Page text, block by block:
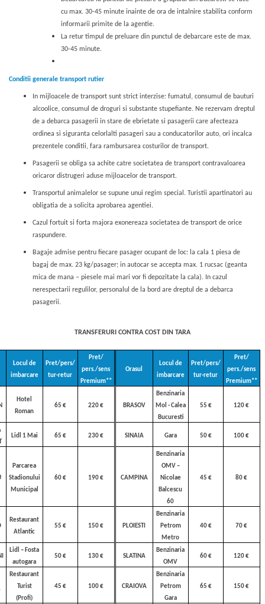
cu max. 30-45 minute inainte de ora de intalnire stabilita conform
informarii primite de la agentie.
La retur timpul de preluare din punctul de debarcare este de max.
30-45 minute.
Conditii generale transport rutier
In mijloacele de transport sunt strict interzise: fumatul, consumul de bauturi
alcoolice, consumul de droguri si substante stupefiante. Ne rezervam dreptul
de a debarca pasagerii in stare de ebrietate si pasagerii care afecteaza
ordinea si siguranta celorlalti pasageri sau a conducatorilor auto, ori incalca
prezentele conditii, fara rambursarea costurilor de transport.
Pasagerii se obliga sa achite catre societatea de transport contravaloarea
oricaror distrugeri aduse mijloacelor de transport.
Transportul animalelor se supune unui regim special. Turistii apartinatori au
obligatia de a solicita aprobarea agentiei.
Cazul fortuit si forta majora exonereaza societatea de transport de orice
raspundere.
Bagaje admise pentru fiecare pasager ocupant de loc: la cala 1 piesa de
bagaj de max. 23 kg/pasager; in autocar se accepta max. 1 rucsac (geanta
mica de mana – piesele mai mari vor fi depozitate la cala). In cazul
nerespectarii regulilor, personalul de la bord are dreptul de a debarca
pasagerii.
TRANSFERURI CONTRA COST DIN TARA
Locul de
imbarcare
Pret/pers/
tur-retur
Pret/
pers./sens
Premium**
Orasul
Locul de
imbarcare
Pret/pers/
tur-retur
Pret/
pers./sens
Premium**
Hotel
Roman
65 € 220 € BRASOV
Benzinaria
Mol - Calea
Bucuresti
55 € 120 €
Lidl 1 Mai 65 € 230 € SINAIA Gara 50 € 100 €
Parcarea
Stadionului
Municipal
60 € 190 € CAMPINA
Benzinaria
OMV –
Nicolae
Balcescu
60
45 € 80 €
Restaurant
Atlantic
55 € 150 € PLOIESTI
Benzinaria
Petrom
Metro
40 € 70 €
Lidl – Fosta
autogara
50 € 130 € SLATINA
Benzinaria
OMV
60 € 120 €
Restaurant
Turist
(Profi)
45 € 100 € CRAIOVA
Benzinaria
Petrom
Gara
65 € 150 €